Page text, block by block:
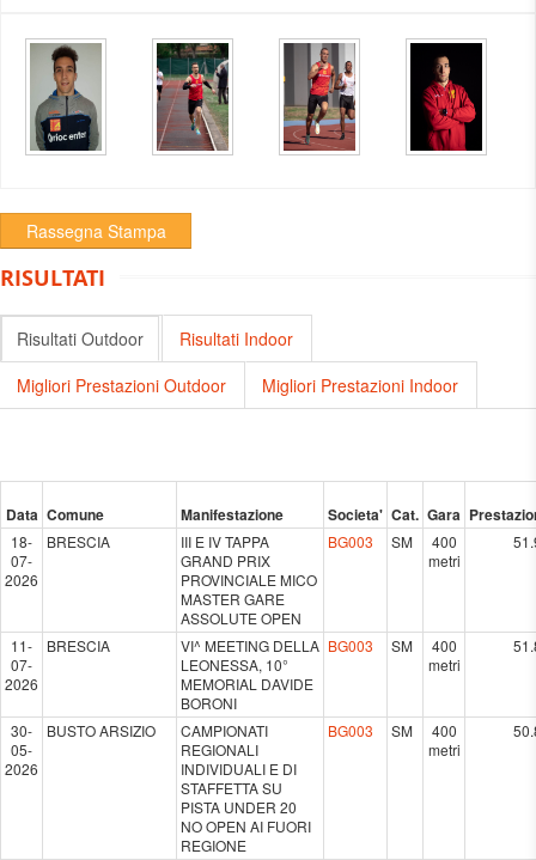
Rassegna Stampa
RISULTATI
Risultati Outdoor
Risultati Indoor
Migliori Prestazioni Outdoor
Migliori Prestazioni Indoor
Data Comune Manifestazione Societa' Cat. Gara
18-
07-
2026
BRESCIA
III E IV TAPPA
GRAND PRIX
PROVINCIALE MICO
MASTER GARE
ASSOLUTE OPEN
BG003 SM
400
metri
11-
07-
2026
BRESCIA
VI^ MEETING DELLA
LEONESSA, 10°
MEMORIAL DAVIDE
BORONI
BG003 SM
400
metri
30-
05-
2026
BUSTO ARSIZIO
CAMPIONATI
REGIONALI
INDIVIDUALI E DI
STAFFETTA SU
PISTA UNDER 20
NO OPEN AI FUORI
REGIONE
BG003 SM
400
metri